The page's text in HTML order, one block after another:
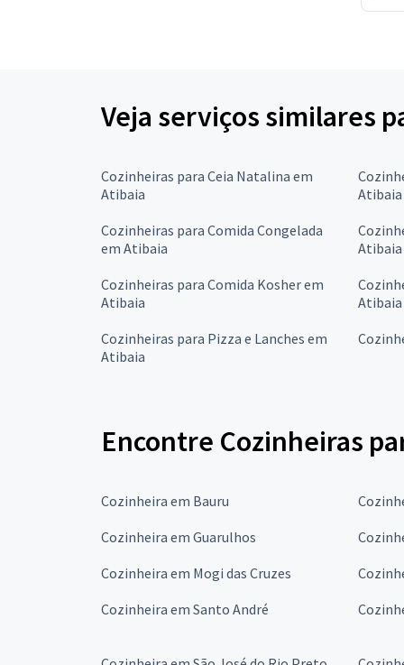
Veja serviços similares
Cozinheiras para Ceia Natalina em
Atibaia
Atibaia
Cozinheiras para Comida Congelada
em Atibaia
Atibaia
Cozinheiras para Comida Kosher em
Atibaia
Atibaia
Cozinheiras para Pizza e Lanches em
Atibaia
Encontre Cozinheiras
Cozinheira em Bauru
Cozinheira em Guarulhos
Cozinheira em Mogi das Cruzes
Cozinheira em Santo André